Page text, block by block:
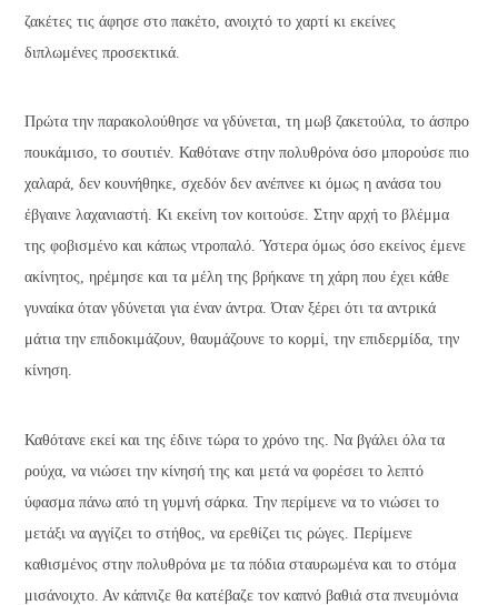
ζακέτες τις άφησε στο πακέτο, ανοιχτό το χαρτί κι εκείνες
διπλωμένες προσεκτικά.
Πρώτα την παρακολούθησε να γδύνεται, τη μωβ ζακετούλα, το άσπρο
πουκάμισο, το σουτιέν. Καθότανε στην πολυθρόνα όσο μπορούσε πιο
χαλαρά, δεν κουνήθηκε, σχεδόν δεν ανέπνεε κι όμως η ανάσα του
έβγαινε λαχανιαστή. Κι εκείνη τον κοιτούσε. Στην αρχή το βλέμμα
της φοβισμένο και κάπως ντροπαλό. Ύστερα όμως όσο εκείνος έμενε
ακίνητος, ηρέμησε και τα μέλη της βρήκανε τη χάρη που έχει κάθε
γυναίκα όταν γδύνεται για έναν άντρα. Όταν ξέρει ότι τα αντρικά
μάτια την επιδοκιμάζουν, θαυμάζουνε το κορμί, την επιδερμίδα, την
κίνηση.
Καθότανε εκεί και της έδινε τώρα το χρόνο της. Να βγάλει όλα τα
ρούχα, να νιώσει την κίνησή της και μετά να φορέσει το λεπτό
ύφασμα πάνω από τη γυμνή σάρκα. Την περίμενε να το νιώσει το
μετάξι να αγγίζει το στήθος, να ερεθίζει τις ρώγες. Περίμενε
καθισμένος στην πολυθρόνα με τα πόδια σταυρωμένα και το στόμα
μισάνοιχτο. Αν κάπνιζε θα κατέβαζε τον καπνό βαθιά στα πνευμόνια